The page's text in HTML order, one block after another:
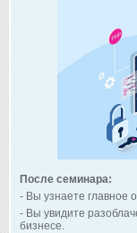
После семинара:
- Вы узнаете главное
- Вы увидите
бизнесе.